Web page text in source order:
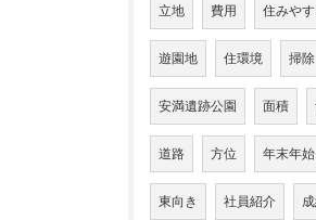
立地 費用 住みやす
遊園地 住環境 掃除
安満遺跡公園 面積
道路 方位 年末年始
東向き 社員紹介